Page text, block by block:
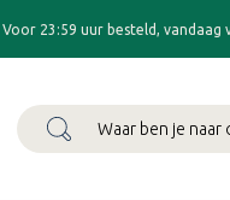
Voor 23:59 uur besteld, vandaag
Zoeken